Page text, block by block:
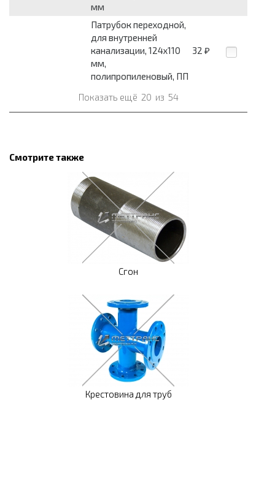
мм
Патрубок переходной,
для внутренней
канализации, 124х110
мм,
полипропиленовый, ПП
32 ₽
Показать ещё 20 из 54
Смотрите также
Сгон
Крестовина для труб